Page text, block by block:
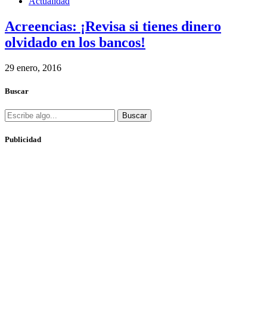
Acreencias: ¡Revisa si tienes dinero
olvidado en los bancos!
29 enero, 2016
Buscar
Buscar
Publicidad